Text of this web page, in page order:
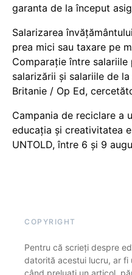
garanta de la început
Salarizarea
prea mici sau taxare pe
Comparație între salariile
salarizării și salariile de
Britanie / Op Ed,
Campania de reciclare a
educația și creativitatea
UNTOLD, între 6 și 9
COPYRIGHT
Pentru că scrieți despre
datorită acestui lucru, ar
când preluați un articol,